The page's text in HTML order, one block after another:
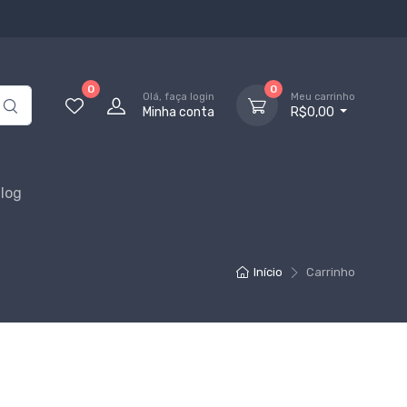
0
Olá, faça login
Minha conta
0
Meu carrinho
R$0,00
Início Carrinho